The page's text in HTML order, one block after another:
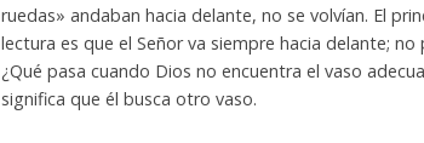
ruedas» andaban hacia delante, no se volvían. El
lectura es que el Señor va siempre hacia delante;
¿Qué pasa cuando Dios no encuentra el vaso
significa que él busca otro vaso.